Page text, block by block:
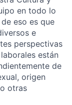
en todo lo
eso es que
e
perspectivas
están
de
origen
otras